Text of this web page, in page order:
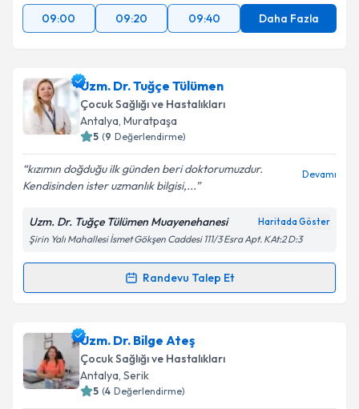
09:00
09:20 09:40 Daha Fazla
Uzm. Dr. Tuğçe Tülümen
Çocuk Sağlığı ve Hastalıkları
Antalya, Muratpaşa
5 (9 Değerlendirme)
kızımın doğduğu ilk günden beri doktorumuzdur.
Kendisinden ister uzmanlık bilgisi,...
Devamı
Uzm. Dr. Tuğçe Tülümen Muayenehanesi Haritada Göster
Şirin Yalı Mahallesi İsmet Gökşen Caddesi 111/3 Esra Apt. KAt:2 D:3
Randevu Talep Et
Randevu Takvimi Talebi
Uzm. Dr. Tuğçe Tülümeniçin randevu takvimi talebi
oluşturun. Size bu uzmandan randevu almanız için bir
takvim hazırlandığında e-posta ile bilgilendireceğiz.
Uzm. Dr. Bilge Ateş
Çocuk Sağlığı ve Hastalıkları
Antalya, Serik
5 (4 Değerlendirme)